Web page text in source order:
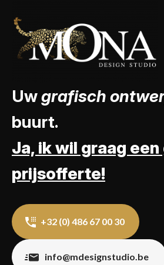
Uwgrafisch
buurt.
Ja, ik wil graag
prijsofferte!
+32 (0) 486 67 00 30
info@mdesignstudio.be